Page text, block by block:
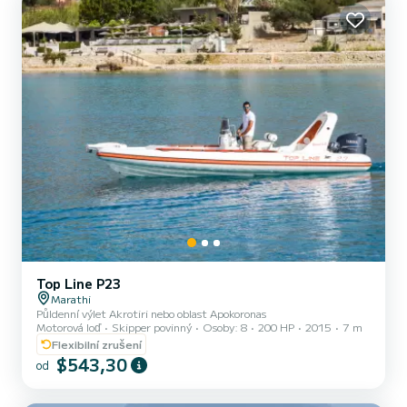
Top Line P23
Marathi
Půldenní výlet Akrotiri nebo oblast Apokoronas
Motorová loď
Skipper povinný Osoby: 8 200 HP 2015
7 m
Flexibilní zrušení
od $543,30